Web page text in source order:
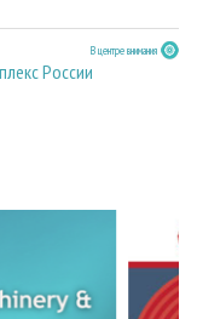
В центре внимания
России